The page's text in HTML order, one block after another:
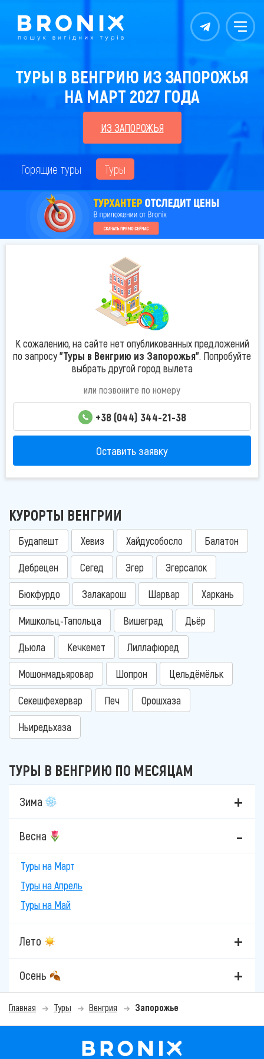
Контакты Меню
ТУРЫ В ВЕНГРИЮ ИЗ ЗАПОРОЖЬЯ
НА МАРТ 2027 ГОДА
ИЗ ЗАПОРОЖЬЯ
Горящие туры Туры
К сожалению, на сайте нет опубликованных предложений
по запросу"Туры в Венгрию из Запорожья". Попробуйте
выбрать другой город вылета
или позвоните по номеру
+38 (044) 344-21-38
Оставить заявку
КУРОРТЫ ВЕНГРИИ
Будапешт Хевиз Хайдусобосло Балатон
Дебрецен Сегед Эгер Эгерсалок
Бюкфурдо Залакарош Шарвар Харкань
Мишкольц-Тапольца Вишеград Дьёр
Дьюла Кечкемет Лиллафюред
Мошонмадьяровар Шопрон Цельдёмёльк
Секешфехервар Печ Орошхаза
Ньиредьхаза
ТУРЫ В ВЕНГРИЮ ПО МЕСЯЦАМ
Зима
Весна
Туры на Март
Туры на Апрель
Туры на Май
Лето
Осень
Главная Туры Венгрия Запорожье